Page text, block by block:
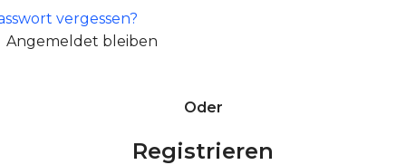
vergessen?
Angemeldet bleiben
Oder
Registrieren